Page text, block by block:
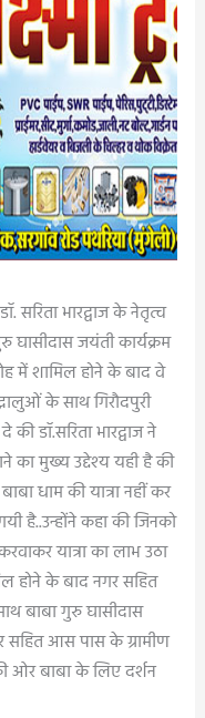
सरिता भारद्वाज के नेतृत्व
जयंती कार्यक्रम
में शामिल होने के बाद वे
के साथ गिरौदपुरी
डॉ.सरिता भारद्वाज ने
का मुख्य उद्देश्य यही है की
धाम की यात्रा नहीं कर
है..उन्होंने कहा की जिनको
यात्रा का लाभ उठा
होने के बाद नगर सहित
बाबा गुरु घासीदास
सहित आस पास के ग्रामीण
ओर बाबा के लिए दर्शन